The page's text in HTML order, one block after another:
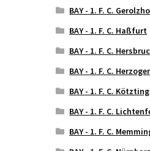
BAY - 1. F. C.
BAY - 1. F. C. Haßfurt
BAY - 1. F. C.
BAY - 1. F. C.
BAY - 1. F. C. Kötzting
BAY - 1. F. C.
BAY - 1. F. C.